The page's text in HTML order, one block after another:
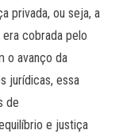
privada, ou seja, a
cobrada pelo
o avanço da
jurídicas, essa
de
e justiça